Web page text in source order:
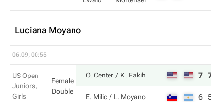
Luciana Moyano
06.09, 00:55
US Open
Juniors,
Girls
Female
Double
O. Center K. Fakih 7 7
E. Milic L. Moyano 6 5